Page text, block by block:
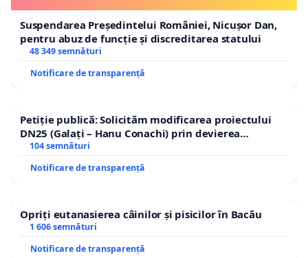
Suspendarea Președintelui României, Nicușor Dan,
pentru abuz de funcție și discreditarea statului
48 349 semnături
Notificare de transparență
Petiție publică: Solicităm modificarea proiectului
DN25 (Galați – Hanu Conachi) prin devierea
traseului în afara localităților!
104 semnături
Notificare de transparență
Opriți eutanasierea câinilor și pisicilor în Bacău
1 606 semnături
Notificare de transparență